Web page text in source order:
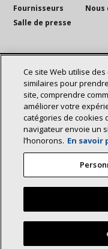
Fournisseurs
Salle de presse
Déclaration
Ce site Web utilise
similaires pour
site, comprendre
améliorer votre
catégories de cookies
navigateur envoie un
l’honorons. En savoir